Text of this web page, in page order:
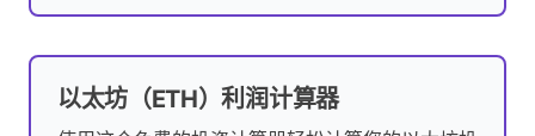
以太坊（ETH）利润计算器